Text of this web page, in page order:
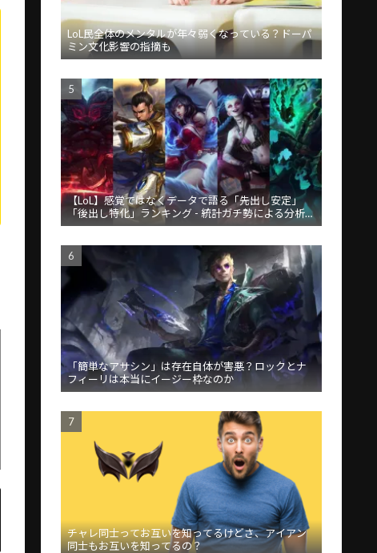
LoL民全体のメンタルが年々弱くなっている？ドーパ
ミン文化影響の指摘も
【LoL】感覚ではなくデータで語る「先出し安定」
「後出し特化」ランキング - 統計ガチ勢による分析が
話題
「簡単なアサシン」は存在自体が害悪？ロックとナ
フィーリは本当にイージー枠なのか
チャレ同士ってお互いを知ってるけどさ、アイアン
同士もお互いを知ってるの？